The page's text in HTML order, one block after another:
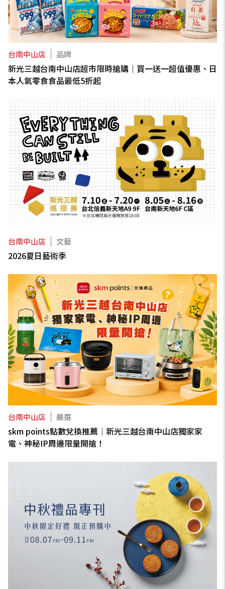
台南中山店 品牌
新光三越台南中山店超市限時搶購｜買一送一超值優惠、日
本人氣零食食品最低5折起
台南中山店 文藝
2026夏日藝術季
台南中山店 嚴選
skm points點數兌換推薦｜新光三越台南中山店獨家家
電、神秘IP周邊限量開搶！